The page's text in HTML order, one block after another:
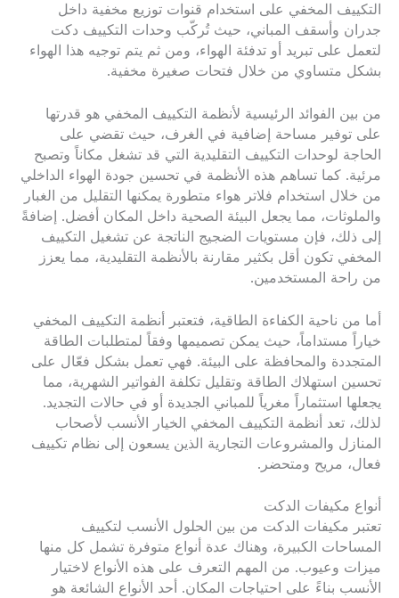
التكييف المخفي على استخدام قنوات توزيع مخفية داخل
جدران وأسقف المباني، حيث تُركّب وحدات التكييف دكت
لتعمل على تبريد أو تدفئة الهواء، ومن ثم يتم توجيه هذا الهواء
بشكل متساوي من خلال فتحات صغيرة مخفية.
من بين الفوائد الرئيسية لأنظمة التكييف المخفي هو قدرتها
على توفير مساحة إضافية في الغرف، حيث تقضي على
الحاجة لوحدات التكييف التقليدية التي قد تشغل مكاناً وتصبح
مرئية. كما تساهم هذه الأنظمة في تحسين جودة الهواء الداخلي
من خلال استخدام فلاتر هواء متطورة يمكنها التقليل من الغبار
والملوثات، مما يجعل البيئة الصحية داخل المكان أفضل. إضافةً
إلى ذلك، فإن مستويات الضجيج الناتجة عن تشغيل التكييف
المخفي تكون أقل بكثير مقارنة بالأنظمة التقليدية، مما يعزز
من راحة المستخدمين.
أما من ناحية الكفاءة الطاقية، فتعتبر أنظمة التكييف المخفي
خياراً مستداماً، حيث يمكن تصميمها وفقاً لمتطلبات الطاقة
المتجددة والمحافظة على البيئة. فهي تعمل بشكل فعّال على
تحسين استهلاك الطاقة وتقليل تكلفة الفواتير الشهرية، مما
يجعلها استثماراً مغرياً للمباني الجديدة أو في حالات التجديد.
لذلك، تعد أنظمة التكييف المخفي الخيار الأنسب لأصحاب
المنازل والمشروعات التجارية الذين يسعون إلى نظام تكييف
فعال، مريح ومتحضر.
أنواع مكيفات الدكت
تعتبر مكيفات الدكت من بين الحلول الأنسب لتكييف
المساحات الكبيرة، وهناك عدة أنواع متوفرة تشمل كل منها
ميزات وعيوب. من المهم التعرف على هذه الأنواع لاختيار
الأنسب بناءً على احتياجات المكان. أحد الأنواع الشائعة هو